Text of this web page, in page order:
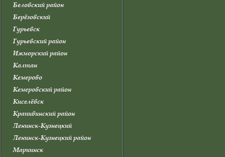
Беловский район
Берёзовский
Гурьевск
Гурьевский район
Ижморский район
Калтан
Кемерово
Кемеровский район
Киселёвск
Крапивинский район
Ленинск-Кузнецкий
Ленинск-Кузнецкий район
Мариинск